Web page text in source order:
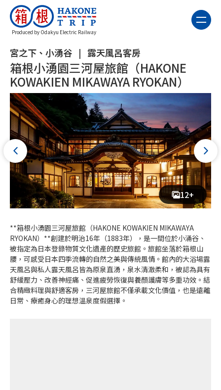
Produced by Odakyu Electric Railway
宮之下、小湧谷 露天風呂客房
箱根小湧園三河屋旅館（HAKONE
KOWAKIEN MIKAWAYA RYOKAN）
12+
**箱根小湧園三河屋旅館（HAKONE KOWAKIEN MIKAWAYA
RYOKAN）**創建於明治16年（1883年），是一間位於小涌谷、
被指定為日本登錄物質文化遺產的歷史旅館。旅館坐落於箱根山
腰，可感受日本四季流轉的自然之美與傳統風情。館內的大浴場露
天風呂與私人露天風呂皆為原泉直湧，泉水清澈柔和，被認為具有
舒緩壓力、改善神經痛、促進疲勞恢復與養顏護膚等多重功效。結
合精緻料理與舒適客房，三河屋旅館不僅承載文化價值，也是遠離
日常、療癒身心的理想溫泉度假選擇。